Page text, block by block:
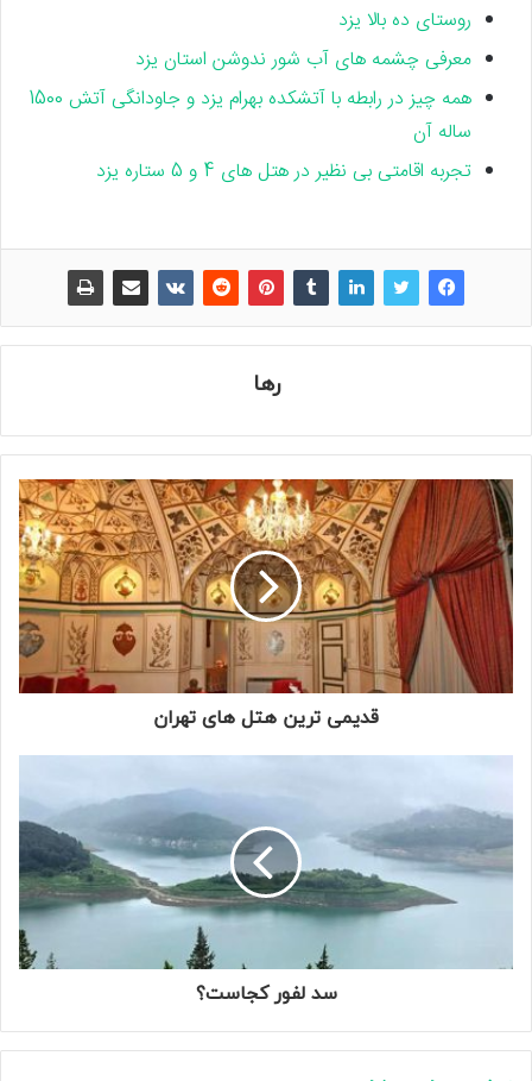
روستای ده بالا یزد
معرفی چشمه های آب شور ندوشن استان یزد
همه چیز در رابطه با آتشکده بهرام یزد و جاودانگی آتش 1500
ساله آن
تجربه اقامتی بی نظیر در هتل های 4 و 5 ستاره یزد
رها
قدیمی ترین هتل های تهران
سد لفور کجاست؟